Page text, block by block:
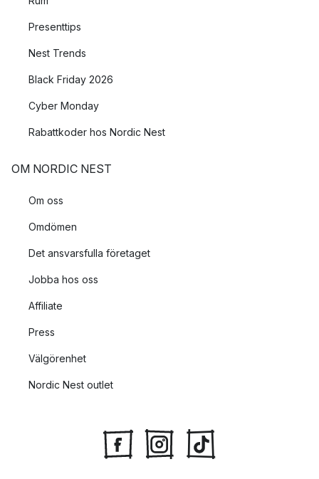
en mysig belysning, lägg den i en skål eller i en ljuslykta eller
placera den mitt på bordet och låt den vara en del av
Presenttips
Nest Trends
Black Friday 2026
Cyber Monday
Rabattkoder hos Nordic Nest
OM NORDIC NEST
Om oss
Omdömen
Det ansvarsfulla företaget
Jobba hos oss
Affiliate
Press
Välgörenhet
Nordic Nest outlet